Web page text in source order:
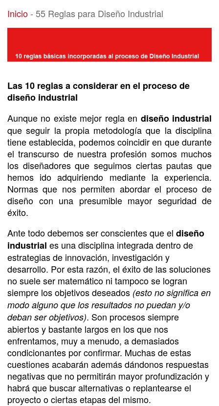
55 Reglas para Diseño Industrial
Inicio- 55 Reglas para Diseño Industrial
Las 10 reglas a considerar en el proceso de
diseño industrial
Aunque no existe mejor regla en diseño industrial
que seguir la propia metodología que la disciplina
tiene establecida, podemos coincidir en que durante
el transcurso de nuestra profesión somos muchos
los diseñadores que seguimos ciertas pautas que
hemos ido adquiriendo mediante la experiencia.
Normas que nos permiten abordar el proceso de
diseño con una presumible mayor seguridad de
éxito.
Ante todo debemos ser conscientes que el diseño
industrial es una disciplina integrada dentro de
estrategias de innovación, investigación y
desarrollo. Por esta razón, el éxito de las soluciones
no suele ser matemático ni tampoco se logran
siempre los objetivos deseados (esto no significa en
modo alguno que los resultados no puedan y/o
deban ser objetivos). Son procesos siempre
abiertos y bastante largos en los que nos
enfrentamos, muy a menudo, a demasiados
condicionantes por confirmar. Muchas de estas
cuestiones acabarán además dándonos respuestas
negativas que no permitirán mayor profundización y
habrá que buscar alternativas o replantearse el
proyecto o ciertas etapas del mismo.